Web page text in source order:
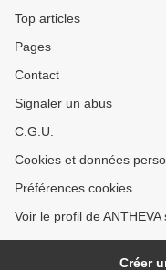
Top articles
Pages
Contact
Signaler un abus
C.G.U.
Cookies et données
Préférences cookies
Voir le profil de
Créer